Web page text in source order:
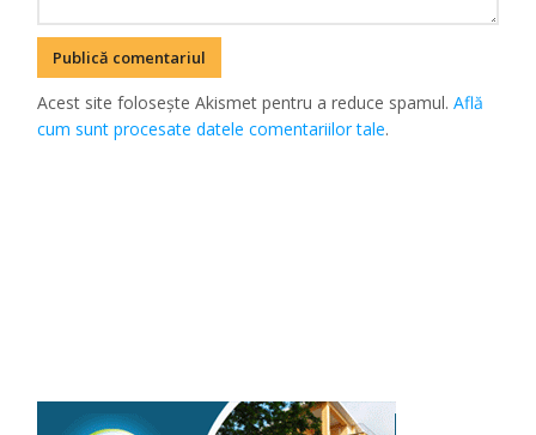
Acest site folosește Akismet pentru a reduce spamul.Află
cum sunt procesate datele comentariilor tale.